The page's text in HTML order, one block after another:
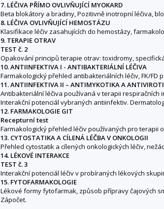
7. LÉČIVA PŘÍMO OVLIVŇUJÍCÍ MYOKARD
Beta blokátory a bradiny, Pozitivně inotropní léčiva,
8. LÉČIVA OVLIVŇUJÍCÍ HEMOSTÁZU
Klasifikace léčiv zasahujících do hemostázy,
9. TERAPIE OTRAV
TEST č. 2
Opakování principů terapie otrav: toxidromy,
10. ANTIINFEKTIVA I - ANTIBAKTERIÁLNÍ LÉČIVA
Farmakologický přehled antibakteriálních léčiv, FK/
11. ANTIINFEKTIVA II – ANTIMYKOTIKA A
Antibakteriální léčiva používaná v terapii respiračních
Interakční potenciál vybraných antiinfektiv.
12. FARMAKOLOGIE GIT
Recepturní test
Farmakologický přehled léčiv používaných pro terapii
13. CYTOSTATIKA A CÍLENÁ LÉČBA V ONKOLOGII
Přehled cytostatik a cílených onkologických léčiv,
14. LÉKOVÉ INTERAKCE
TEST č. 3
Interakční potenciál léčiv v probíraných lékových
15. FYTOFARMAKOLOGIE
Lékové formy fytofarmak, způsob přípravy čajových
Zápočet.